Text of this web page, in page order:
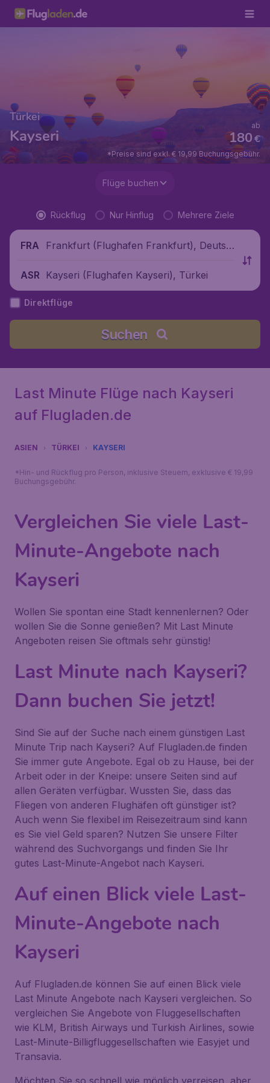
Türkei
Kayseri €
180
ab
*Preise sind exkl. € 19,99 Buchungsgebühr.
Flüge buchen
Rückflug Nur Hinflug Mehrere Ziele
FRA
Frankfurt (Flughafen Frankfurt), Deutsc
ASR Kayseri (Flughafen Kayseri), Türkei
Direktflüge
Suchen
Last Minute Flüge nach Kayseri
auf Flugladen.de
ASIEN TÜRKEI KAYSERI
*Hin- und Rückflug pro Person, inklusive Steuern, exklusive € 19,99
Buchungsgebühr.
Vergleichen Sie viele Last-
Minute-Angebote nach
Kayseri
Wollen Sie spontan eine Stadt kennenlernen? Oder
wollen Sie die Sonne genießen? Mit Last Minute
Angeboten reisen Sie oftmals sehr günstig!
Last Minute nach Kayseri?
Dann buchen Sie jetzt!
Sind Sie auf der Suche nach einem günstigen Last
Minute Trip nach Kayseri? Auf Flugladen.de finden
Sie immer gute Angebote. Egal ob zu Hause, bei der
Arbeit oder in der Kneipe: unsere Seiten sind auf
allen Geräten verfügbar. Wussten Sie, dass das
Fliegen von anderen Flughäfen oft günstiger ist?
Auch wenn Sie flexibel im Reisezeitraum sind kann
es Sie viel Geld sparen? Nutzen Sie unsere Filter
während des Suchvorgangs und finden Sie Ihr
gutes Last-Minute-Angebot nach Kayseri.
Auf einen Blick viele Last-
Minute-Angebote nach
Kayseri
Auf Flugladen.de können Sie auf einen Blick viele
Last Minute Angebote nach Kayseri vergleichen. So
vergleichen Sie Angebote von Fluggesellschaften
wie KLM, British Airways und Turkish Airlines, sowie
Last-Minute-Billigfluggesellschaften wie Easyjet und
Transavia.
Möchten Sie so schnell wie möglich verreisen, aber